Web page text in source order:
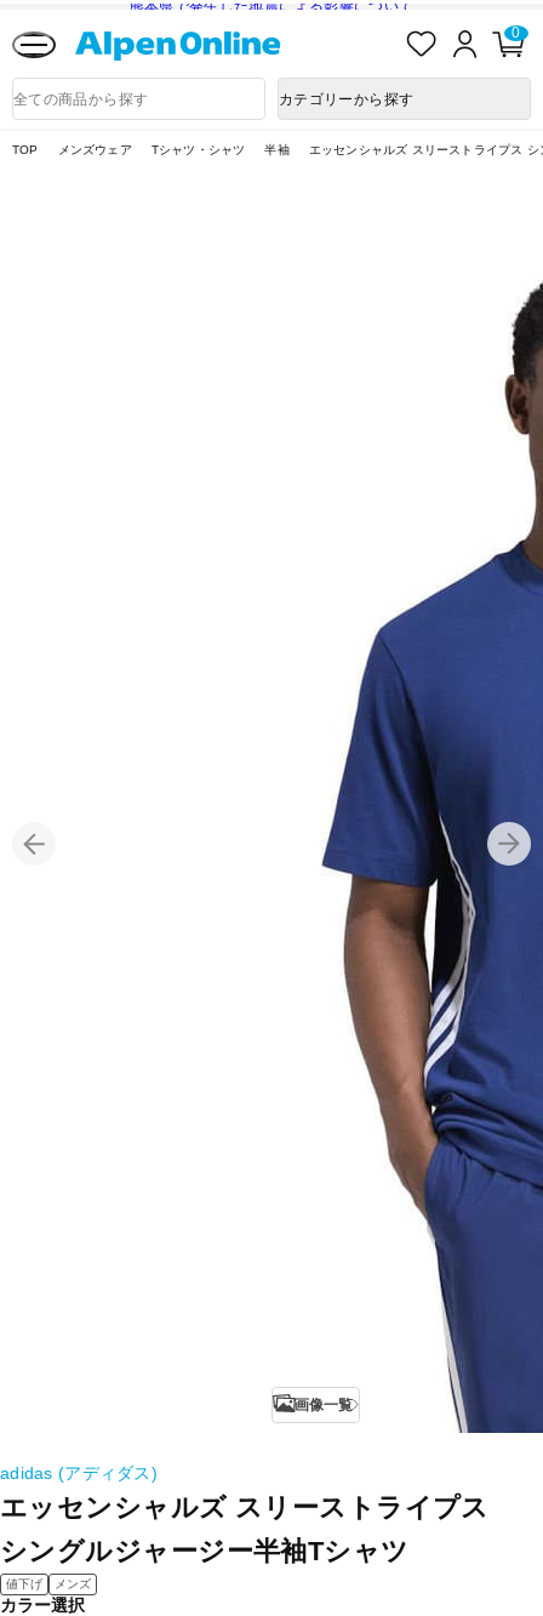
熊本県で発生した地震による影響について
入
ロ
ン
0
品
検
カテゴリーから探す
TOP メンズウェア Tシャツ・シャツ 半袖 エッセンシャルズ スリーストライプス
画像一覧
adidas (アディダス)
エッセンシャルズ スリーストライプス
シングルジャージー半袖Tシャツ
値下げ メンズ
カラー選択